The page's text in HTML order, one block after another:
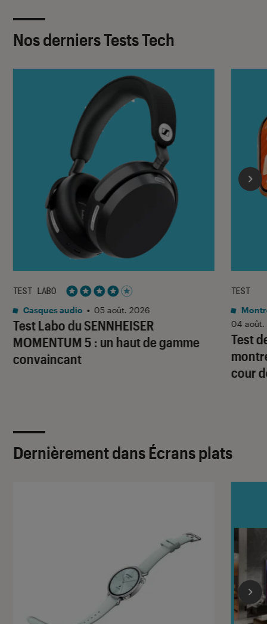
Nos derniers Tests Tech
Test Labo du SENNHEISER
MOMENTUM 5 : un haut de gamme
convaincant
TEST LABO
Noté 4 étoiles sur 5
Casques audio • 05 août. 2026
Test
cour
TEST
04 août.
Dernièrement dans Écrans plats